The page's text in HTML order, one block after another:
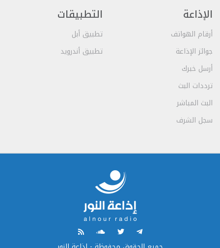
الإذاعة
أرقام الهواتف
جوائز الإذاعة
أرسل خبرك
ترددات البث
البث المباشر
سجل الشرف
التطبيقات
تطبيق أبل
تطبيق أندرويد